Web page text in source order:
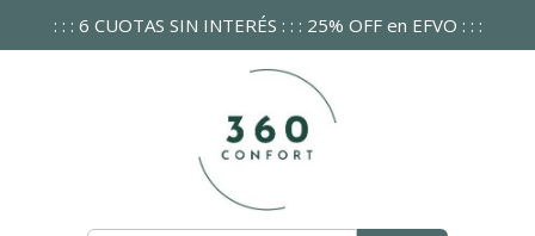
: : : 6 CUOTAS SIN INTERÉS : : : 25% OFF en EFVO : : :